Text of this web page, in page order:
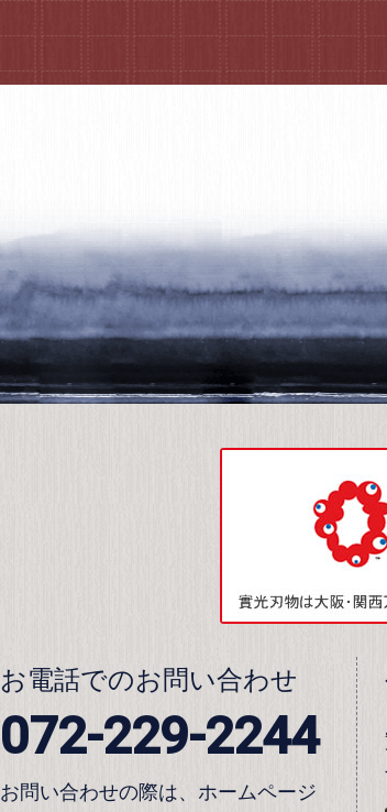
お電話でのお問い合わせ
072-229-2244
お問い合わせの際は、ホームページ